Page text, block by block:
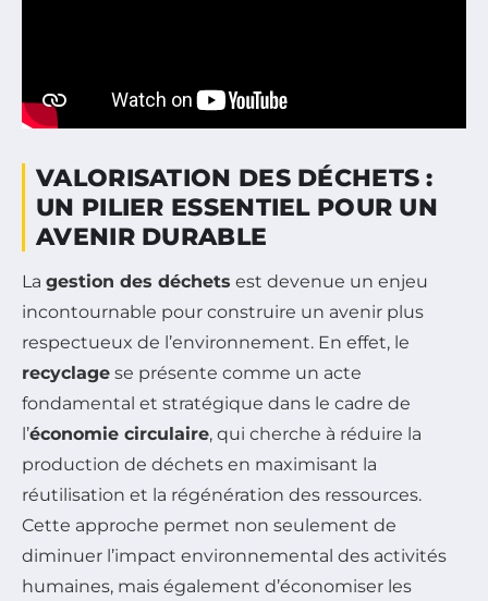
VALORISATION DES DÉCHETS :
UN PILIER ESSENTIEL POUR UN
AVENIR DURABLE
La gestion des déchets est devenue un enjeu
incontournable pour construire un avenir plus
respectueux de l’environnement. En effet, le
recyclage se présente comme un acte
fondamental et stratégique dans le cadre de
l’économie circulaire, qui cherche à réduire la
production de déchets en maximisant la
réutilisation et la régénération des ressources.
Cette approche permet non seulement de
diminuer l’impact environnemental des activités
humaines, mais également d’économiser les